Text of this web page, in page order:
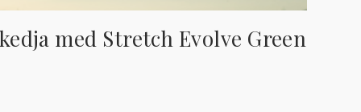
med Stretch Evolve Green